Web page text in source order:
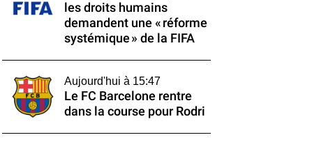
les droits humains
demandent une « réforme
systémique » de la FIFA
Aujourd'hui à 15:47
Le FC Barcelone rentre
dans la course pour Rodri